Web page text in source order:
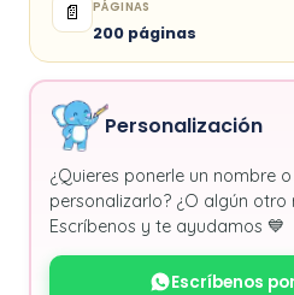
📄 PÁGINAS
200 páginas
Personalización
¿Quieres ponerle un nombre
personalizarlo? ¿O algún otro
Escríbenos y te ayudamos 💙
Escríbenos